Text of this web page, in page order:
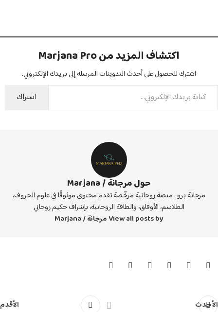
اكتشاف المزيد من Marjana Pro
اشترك للحصول على أحدث التدوينات المرسلة إلى بريدك الإلكتروني.
اشتراك
حول مرجانة / Marjana
مرجانة برو . منصة روحانية مرخّصة تقدم محتوى موثوقًا في علوم الحروف،
الطلاسم، الأوفاق، والطاقة الروحانية، بإشراف حكيم روحاني
View all posts by مرجانة / Marjana
الأحدث الأقدم